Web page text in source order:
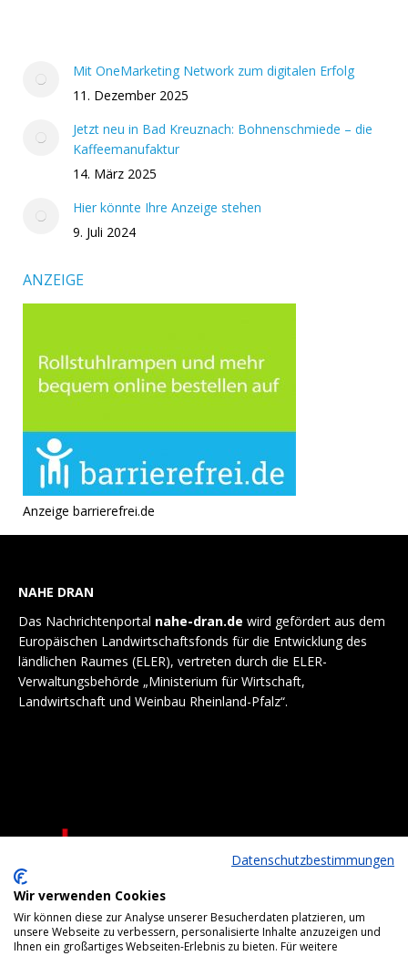
Mit OneMarketing Network zum digitalen Erfolg
11. Dezember 2025
Jetzt neu in Bad Kreuznach: Bohnenschmiede – die
Kaffeemanufaktur
14. März 2025
Hier könnte Ihre Anzeige stehen
9. Juli 2024
ANZEIGE
Anzeige barrierefrei.de
NAHE DRAN
Das Nachrichtenportal nahe-dran.de wird gefördert aus dem
Europäischen Landwirtschaftsfonds für die Entwicklung des
ländlichen Raumes (ELER), vertreten durch die ELER-
Verwaltungsbehörde „Ministerium für Wirtschaft,
Landwirtschaft und Weinbau Rheinland-Pfalz“.
Datenschutzbestimmungen
Wir verwenden Cookies
Wir können diese zur Analyse unserer Besucherdaten platzieren, um
unsere Webseite zu verbessern, personalisierte Inhalte anzuzeigen und
Ihnen ein großartiges Webseiten-Erlebnis zu bieten. Für weitere